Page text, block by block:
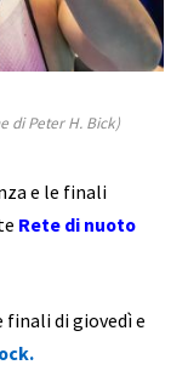
di Peter H. Bick)
e le finali
Rete di nuoto
di giovedì e